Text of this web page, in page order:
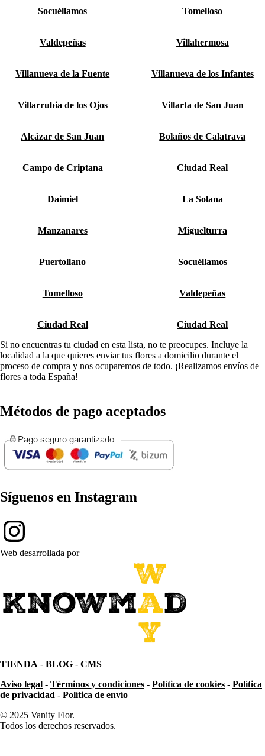
Socuéllamos Tomelloso
Valdepeñas Villahermosa
Villanueva de la Fuente Villanueva de los Infantes
Villarrubia de los Ojos Villarta de San Juan
Alcázar de San Juan Bolaños de Calatrava
Campo de Criptana Ciudad Real
Daimiel La Solana
Manzanares Miguelturra
Puertollano Socuéllamos
Tomelloso Valdepeñas
Ciudad Real
Ciudad Real
Si no encuentras tu ciudad en esta lista, no te preocupes. Incluye la
localidad a la que quieres enviar tus flores a domicilio durante el
proceso de compra y nos ocuparemos de todo. ¡Realizamos envíos de
flores a toda España!
Métodos de pago aceptados
Síguenos en Instagram
Web desarrollada por
TIENDA - BLOG - CMS
Aviso legal - Términos y condiciones - Política de cookies - Política
de privacidad - Política de envío
© 2025 Vanity Flor.
Todos los derechos reservados.